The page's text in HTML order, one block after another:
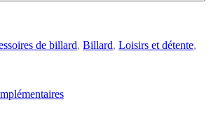
de billard, Billard, Loisirs et détente,